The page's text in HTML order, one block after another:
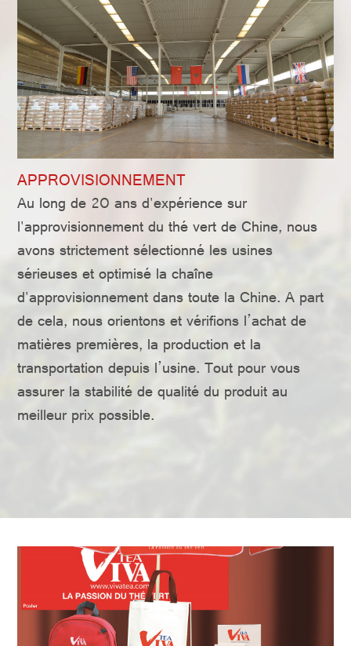
APPROVISIONNEMENT
Au long de 20 ans d'expérience sur
l'approvisionnement du thé vert de Chine, nous
avons strictement sélectionné les usines
sérieuses et optimisé la chaîne
d'approvisionnement dans toute la Chine. A part
de cela, nous orientons et vérifions l’achat de
matières premières, la production et la
transportation depuis l’usine. Tout pour vous
assurer la stabilité de qualité du produit au
meilleur prix possible.
CONTACTER